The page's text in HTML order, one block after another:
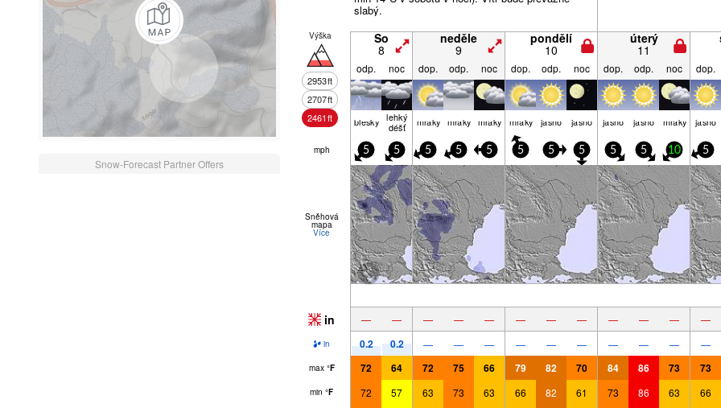
Snow-Forecast Partner Offers
slabý.
Výška
2953ft
2707ft
2461ft
So
8
neděle
9
pondělí
10
úterý
11
odp. noc dop. odp. noc dop. odp. noc dop. odp. noc dop.
blesky lehký
déšť mraky mraky mraky mraky jasno jasno jasno jasno mraky jasno
mph 5 5 5 5 5 5 5 5 5 5 10 5
Sněhová
mapa
Více
in — — — — — — — — — — — —
in 0.2 0.2 — — — — — — — — — —
max °F 72 64 72 75 66 79 82 70 84 86 73 73
min °F 72 57 63 73 63 66 82 61 73 86 63 66